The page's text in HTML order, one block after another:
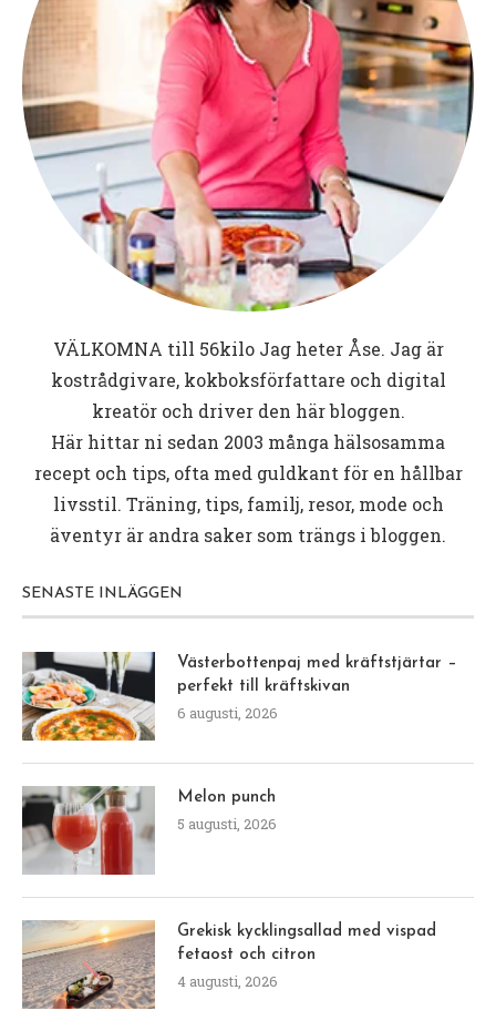
VÄLKOMNA till 56kiloJag heter Åse. Jag är
kostrådgivare, kokboksförfattare och digital
kreatör och driver den här bloggen.
Här hittar ni sedan 2003 många hälsosamma
recept och tips, ofta med guldkant för en hållbar
livsstil. Träning, tips, familj, resor, mode och
äventyr är andra saker som trängs i bloggen.
SENASTE INLÄGGEN
Västerbottenpaj med kräftstjärtar –
perfekt till kräftskivan
6 augusti, 2026
Melon punch
5 augusti, 2026
Grekisk kycklingsallad med vispad
fetaost och citron
4 augusti, 2026